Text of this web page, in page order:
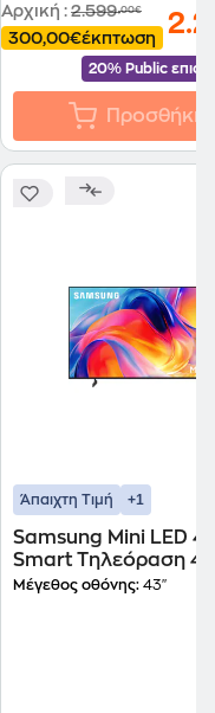
Αρχική : 2.599,00€
300,00€έκπτωση
20% Public
Προσθήκη
Άπαιχτη Τιμή +1
Samsung Mini LED
Smart Τηλεόραση
Μέγεθος οθόνης: 43"